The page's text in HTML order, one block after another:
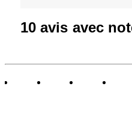
10 avis avec